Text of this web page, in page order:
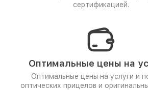
сертификацией.
Оптимальные цены на
Оптимальные цены на услуги и
оптических прицелов и